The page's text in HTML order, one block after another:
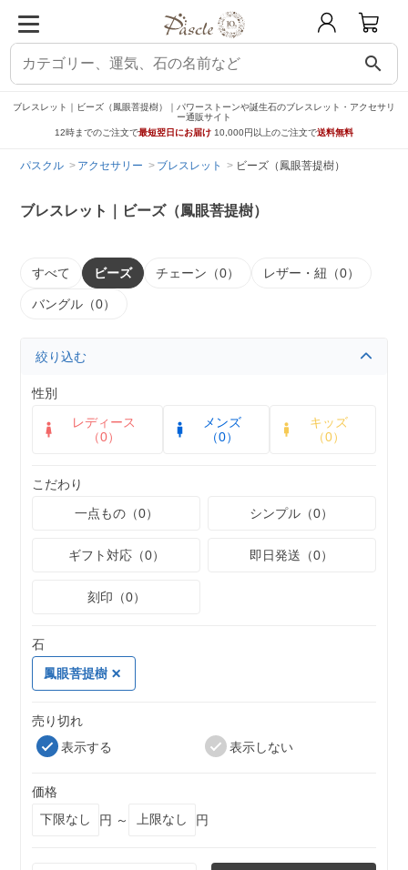
search
ブレスレット｜ビーズ（鳳眼菩提樹）｜パワーストーンや誕生石のブレスレット・アクセサリ
ー通販サイト
12時までのご注文で最短翌日にお届け 10,000円以上のご注文で送料無料
パスクル アクセサリー ブレスレット ビーズ（鳳眼菩提樹）
ブレスレット｜ビーズ（鳳眼菩提樹）
すべて ビーズ チェーン（0） レザー・紐（0）
バングル（0）
絞り込む
性別
レディース
（0）
メンズ
（0）
キッズ
（0）
こだわり
一点もの（0）
シンプル（0）
ギフト対応（0） 即日発送（0）
刻印（0）
石
鳳眼菩提樹
売り切れ
表示する
表示しない
価格
円 ～
円